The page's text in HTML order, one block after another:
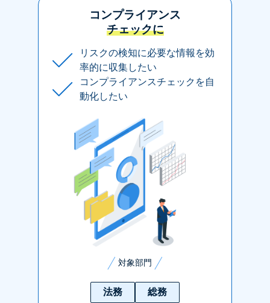
コンプライアンス
チェックに
リスクの検知に必要な情報を効
率的に収集したい
コンプライアンスチェックを自
動化したい
対象部門
法務 総務